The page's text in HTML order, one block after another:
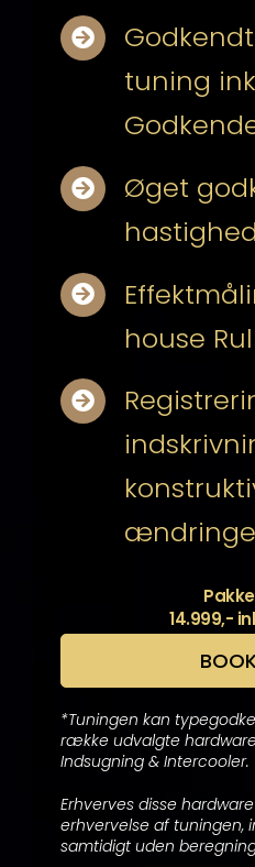
tuning
Øget
house
14.999,-
*Tuningen kan
række udvalgte
Indsugning & Intercooler.
Erhverves disse
erhvervelse af tuningen,
samtidigt uden